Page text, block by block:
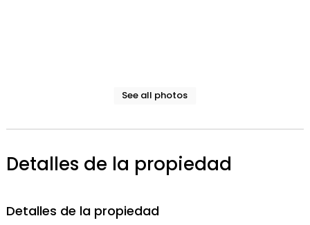
See all photos
Detalles de la propiedad
Detalles de la propiedad